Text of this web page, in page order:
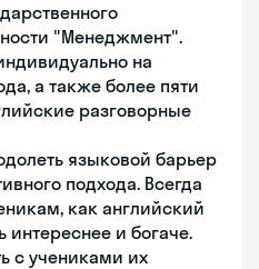
"Менеджмент".
на
а также более пяти
разговорные
языковой барьер
подхода. Всегда
как английский
и богаче.
с учениками их